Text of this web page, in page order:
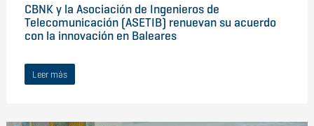
CBNK y la Asociación de Ingenieros de
Telecomunicación (ASETIB) renuevan su acuerdo
con la innovación en Baleares
Leer más